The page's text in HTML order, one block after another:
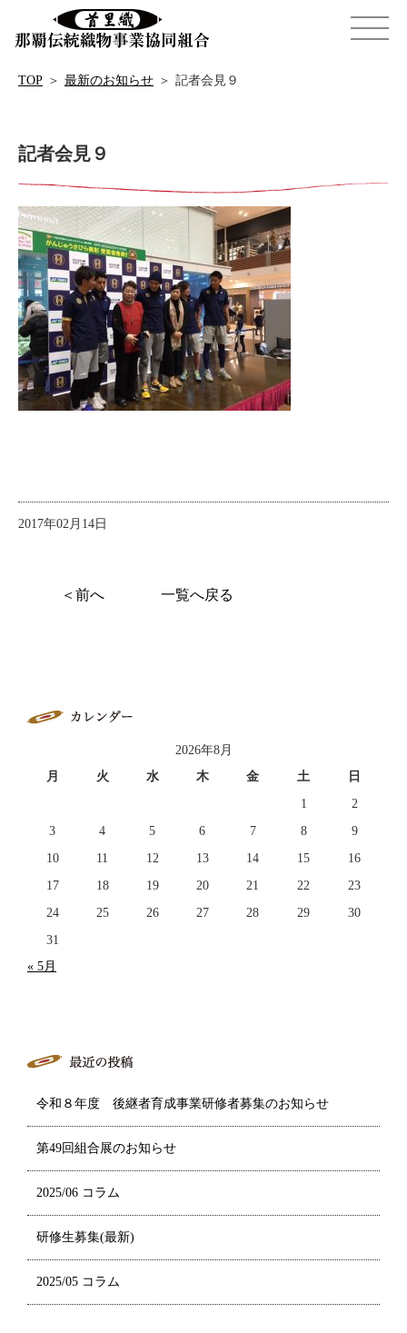
TOP ＞ 最新のお知らせ ＞ 記者会見９
記者会見９
2017年02月14日
＜前へ 一覧へ戻る
2026年8月
月
火 水 木 金 土
日
1
2
3
4 5 6 7 8
9
10
11 12 13 14 15
16
17
18 19 20 21 22
23
24
25 26 27 28 29
30
31
« 5月
令和８年度 後継者育成事業研修者募集のお知らせ
第49回組合展のお知らせ
2025/06 コラム
研修生募集(最新)
2025/05 コラム